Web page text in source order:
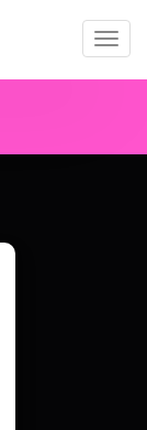
Menu